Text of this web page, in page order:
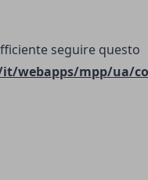
seguire questo
webapps/mpp/ua/